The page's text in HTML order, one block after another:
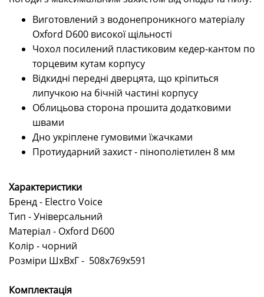
Виготовлений з водонепроникного матеріалу
Oxford D600 високої щільності
Чохол посилений пластиковим кедер-кантом по
торцевим кутам корпусу
Відкидні передні дверцята, що кріпиться
липучкою на бічній частині корпусу
Облицьова сторона прошита додатковими
швами
Дно укріплене гумовими їжачками
Протиударний захист - пінополіетилен 8 мм
Характеристики
Бренд - Electro Voice
Тип - Універсальний
Матеріал - Oxford D600
Колір - чорний
Розміри ШхВхГ - 508x769х591
Комплектація